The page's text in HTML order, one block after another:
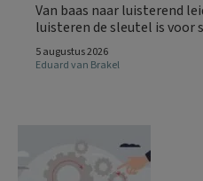
Van baas naar luisterend
luisteren de sleutel is voor
5 augustus 2026
Eduard van Brakel